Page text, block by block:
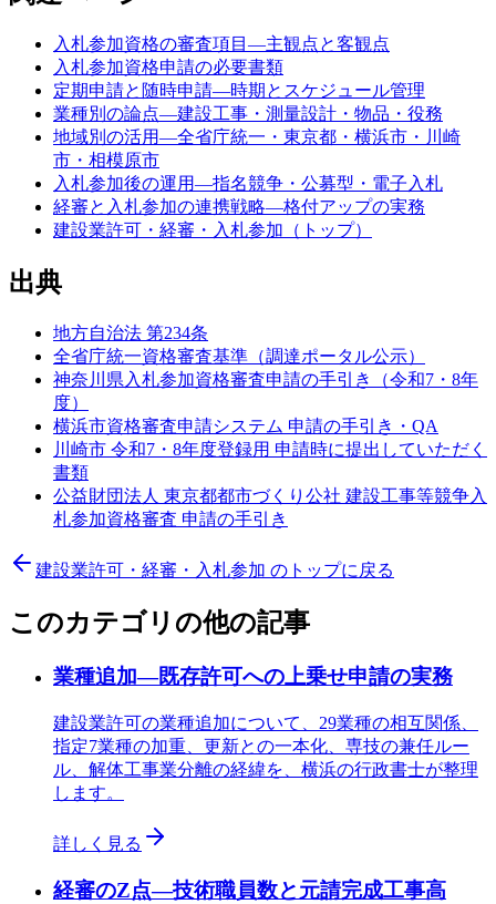
入札参加資格の審査項目—主観点と客観点
入札参加資格申請の必要書類
定期申請と随時申請—時期とスケジュール管理
業種別の論点—建設工事・測量設計・物品・役務
地域別の活用—全省庁統一・東京都・横浜市・川崎
市・相模原市
入札参加後の運用—指名競争・公募型・電子入札
経審と入札参加の連携戦略—格付アップの実務
建設業許可・経審・入札参加（トップ）
出典
地方自治法 第234条
全省庁統一資格審査基準（調達ポータル公示）
神奈川県入札参加資格審査申請の手引き（令和7・8年
度）
横浜市資格審査申請システム 申請の手引き・QA
川崎市 令和7・8年度登録用 申請時に提出していただく
書類
公益財団法人 東京都都市づくり公社 建設工事等競争入
札参加資格審査 申請の手引き
建設業許可・経審・入札参加 のトップに戻る
このカテゴリの他の記事
業種追加—既存許可への上乗せ申請の実務
建設業許可の業種追加について、29業種の相互関係、
指定7業種の加重、更新との一本化、専技の兼任ルー
ル、解体工事業分離の経緯を、横浜の行政書士が整理
します。
詳しく見る
経審のZ点—技術職員数と元請完成工事高